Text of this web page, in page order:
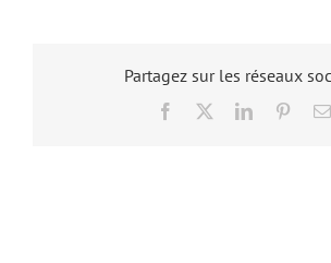
Partagez sur les réseaux
Facebook LinkedIn